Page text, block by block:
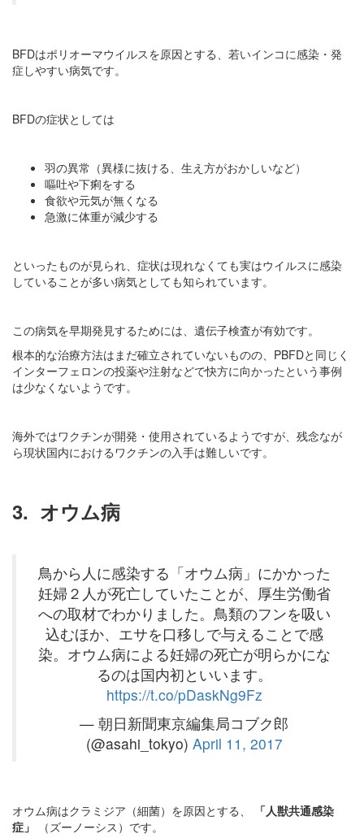
BFDはポリオーマウイルスを原因とする、若いインコに感染・発
症しやすい病気です。
BFDの症状としては
羽の異常（異様に抜ける、生え方がおかしいなど）
嘔吐や下痢をする
食欲や元気が無くなる
急激に体重が減少する
といったものが見られ、症状は現れなくても実はウイルスに感染
していることが多い病気としても知られています。
この病気を早期発見するためには、遺伝子検査が有効です。
根本的な治療方法はまだ確立されていないものの、PBFDと同じく
インターフェロンの投薬や注射などで快方に向かったという事例
は少なくないようです。
海外ではワクチンが開発・使用されているようですが、残念なが
ら現状国内におけるワクチンの入手は難しいです。
3. オウム病
鳥から人に感染する「オウム病」にかかった
妊婦２人が死亡していたことが、厚生労働省
への取材でわかりました。鳥類のフンを吸い
込むほか、エサを口移しで与えることで感
染。オウム病による妊婦の死亡が明らかにな
るのは国内初といいます。
https://t.co/pDaskNg9Fz
— 朝日新聞東京編集局コブク郎
(@asahi_tokyo) April 11, 2017
オウム病はクラミジア（細菌）を原因とする、
「人獣共通感染
症」
（ズーノーシス）です。